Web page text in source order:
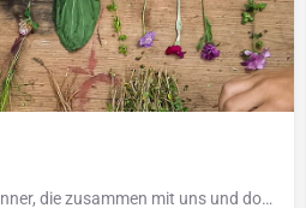
Pflanzen sind echte Alleskönner, die zusammen mit uns und doch in einer ganz eigenen Welt leben. Eine Welt…